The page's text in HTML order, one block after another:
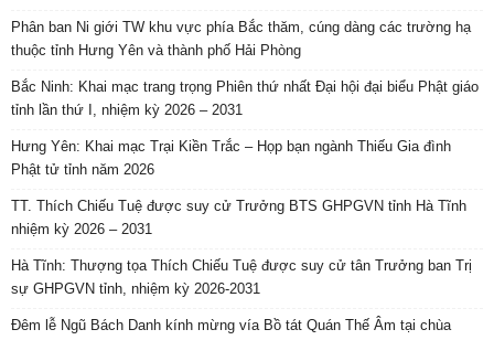
Phân ban Ni giới TW khu vực phía Bắc thăm, cúng dàng các trường hạ
thuộc tỉnh Hưng Yên và thành phố Hải Phòng
Bắc Ninh: Khai mạc trang trọng Phiên thứ nhất Đại hội đại biểu Phật giáo
tỉnh lần thứ I, nhiệm kỳ 2026 – 2031
Hưng Yên: Khai mạc Trại Kiền Trắc – Họp bạn ngành Thiếu Gia đình
Phật tử tỉnh năm 2026
TT. Thích Chiếu Tuệ được suy cử Trưởng BTS GHPGVN tỉnh Hà Tĩnh
nhiệm kỳ 2026 – 2031
Hà Tĩnh: Thượng tọa Thích Chiếu Tuệ được suy cử tân Trưởng ban Trị
sự GHPGVN tỉnh, nhiệm kỳ 2026-2031
Đêm lễ Ngũ Bách Danh kính mừng vía Bồ tát Quán Thế Âm tại chùa